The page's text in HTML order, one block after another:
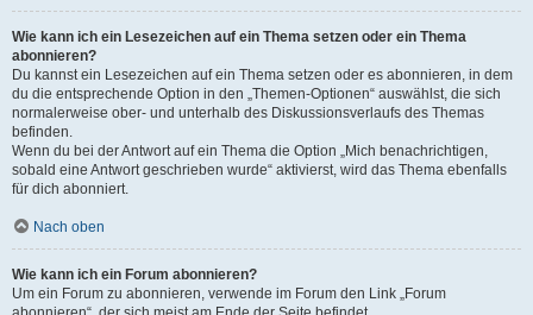
Wie kann ich ein Lesezeichen auf ein Thema setzen oder ein Thema
abonnieren?
Du kannst ein Lesezeichen auf ein Thema setzen oder es abonnieren, in dem
du die entsprechende Option in den „Themen-Optionen“ auswählst, die sich
normalerweise ober- und unterhalb des Diskussionsverlaufs des Themas
befinden.
Wenn du bei der Antwort auf ein Thema die Option „Mich benachrichtigen,
sobald eine Antwort geschrieben wurde“ aktivierst, wird das Thema ebenfalls
für dich abonniert.
Nach oben
Wie kann ich ein Forum abonnieren?
Um ein Forum zu abonnieren, verwende im Forum den Link „Forum